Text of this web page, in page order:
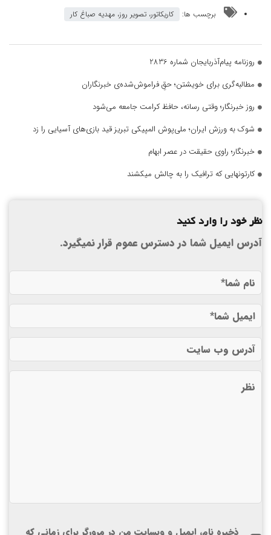
برچسب ها: کاریکاتور، تصویر روز، مهدیه صباغ کار
روزنامه پیام‌آذربایجان شماره 2836
مطالبه‌گری برای خویشتن؛ حقِ فراموش‌شده‌ی خبرنگاران
روز خبرنگار؛ وقتی رسانه، حافظ کرامت جامعه می‌شود
شوک به ورزش ایران؛ ملی‌پوش المپیکی تبریز قید بازی‌های آسیایی را زد
خبرنگار؛ راوی حقیقت در عصر ابهام
کارتونهایی که ترافیک را به چالش میکشند
نظر خود را وارد کنید
آدرس ایمیل شما در دسترس عموم قرار نمیگیرد.
ذخیره نام، ایمیل و وبسایت من در مرورگر برای زمانی که